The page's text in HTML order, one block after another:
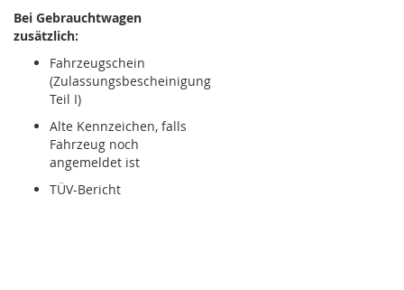
Bei Gebrauchtwagen
zusätzlich:
Fahrzeugschein
(Zulassungsbescheinigung
Teil I)
Alte Kennzeichen, falls
Fahrzeug noch
angemeldet ist
TÜV-Bericht